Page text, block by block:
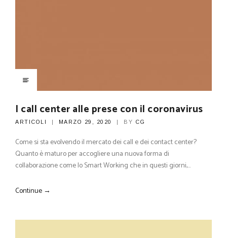
I call center alle prese con il coronavirus
ARTICOLI MARZO 29, 2020 BY CG
Come si sta evolvendo il mercato dei call e dei contact center?
Quanto è maturo per accogliere una nuova forma di
collaborazione come lo Smart Working che in questi giorni,…
Continue →